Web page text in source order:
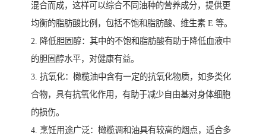
混合而成，这样可以综合不同油种的营养成分，提供更
均衡的脂肪酸比例，包括不饱和脂肪酸、维生素 E 等。
2. 降低胆固醇：其中的不饱和脂肪酸有助于降低血液中
的胆固醇水平，对健康有益。
3. 抗氧化：橄榄油中含有一定的抗氧化物质，如多类化
合物，具有抗氧化作用，有助于减少自由基对身体细胞
的损伤。
4. 烹饪用途广泛：橄榄调和油具有较高的烟点，适合多